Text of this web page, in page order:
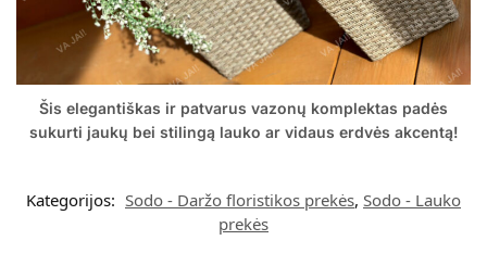
Šis elegantiškas ir patvarus vazonų komplektas padės
sukurti jaukų bei stilingą lauko ar vidaus erdvės akcentą!
Kategorijos: Sodo - Daržo floristikos prekės, Sodo - Lauko
prekės